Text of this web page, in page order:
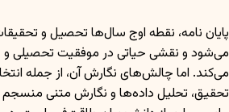
پایان نامه، نقطه اوج سال‌ها تحصیل و
می‌شود و نقشی حیاتی در موفقیت تحصیلی و
می‌کند. اما چالش‌های نگارش آن، از جمله
تحقیق، تحلیل داده‌ها و نگارش متنی